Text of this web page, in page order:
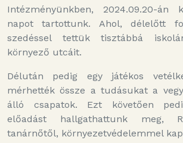
Intézményünkben, 2024.09.20-án
napot tartottunk. Ahol, délelőtt
szedéssel tettük tisztábbá
környező utcáit.
Délután pedig egy játékos
mérhették össze a tudásukat a
álló csapatok. Ezt követően
előadást hallgathattunk meg,
tanárnőtől, környezetvédelemmel